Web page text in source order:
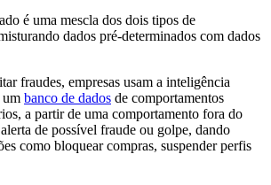
é uma mescla dos dois tipos de
dados pré-determinados com dados
fraudes, empresas usam a inteligência
um banco de dados de comportamentos
a partir de uma comportamento fora do
de possível fraude ou golpe, dando
como bloquear compras, suspender perfis